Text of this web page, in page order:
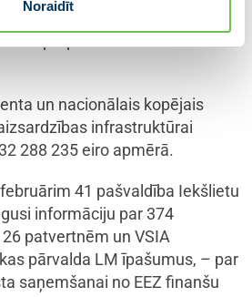
Noraidīt
un nacionālais kopējais
infrastruktūrai
288 235 eiro apmērā.
41 pašvaldība Iekšlietu
informāciju par 374
patvertnēm un VSIA
pārvalda LM īpašumus, – par
saņemšanai no EEZ finanšu